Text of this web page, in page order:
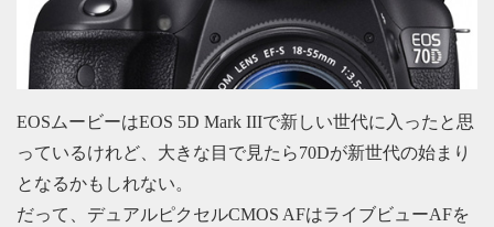
EOSムービーはEOS 5D Mark IIIで新しい世代に入ったと思
っているけれど、大きな目で見たら70Dが新世代の始まり
となるかもしれない。
だって、デュアルピクセルCMOS AFはライブビューAFを